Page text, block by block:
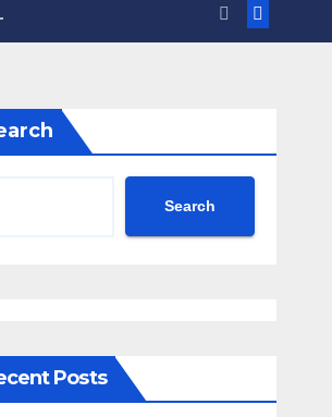
Search
Posts